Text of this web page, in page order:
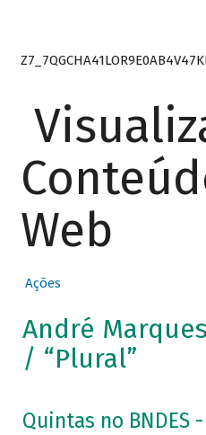
Web
Ações
André
/ “Plural”
Quintas no BNDES -